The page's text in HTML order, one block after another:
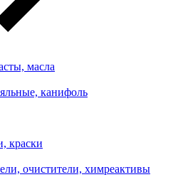
масла
канифоль
краски
очистители, химреактивы